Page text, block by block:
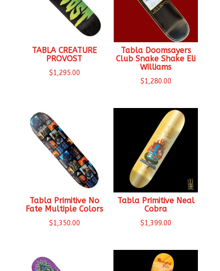
TABLA CREATURE
PROVOST
$1,295.00
Tabla Doomsayers
Club Snake Shake Eli
Williams
$1,280.00
Tabla Primitive No
Fate Multiple Colors
$1,350.00
Tabla Primitive Neal
Cobra
$1,399.00